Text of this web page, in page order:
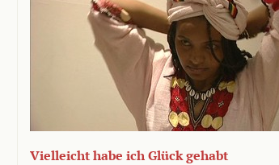
Vielleicht habe ich Glück gehabt